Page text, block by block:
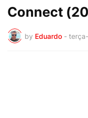
Connect
by Eduardo -